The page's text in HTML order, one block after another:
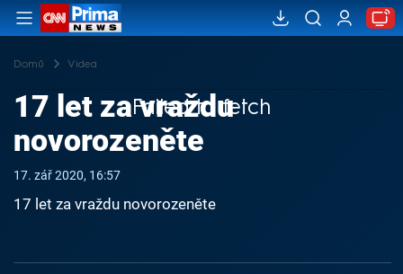
Domů Videa
Failed to fetch
17 let za vraždu
novorozeněte
17. zář 2020, 16:57
17 let za vraždu novorozeněte